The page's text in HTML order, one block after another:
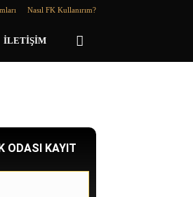
Nasıl FK Kullanırım?
İLETIŞIM
ODASI KAYIT